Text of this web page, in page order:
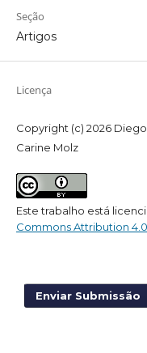
Seção
Artigos
Licença
Copyright (c) 2026
Carine Molz
Este trabalho está
Commons Attribution
Enviar Submissão